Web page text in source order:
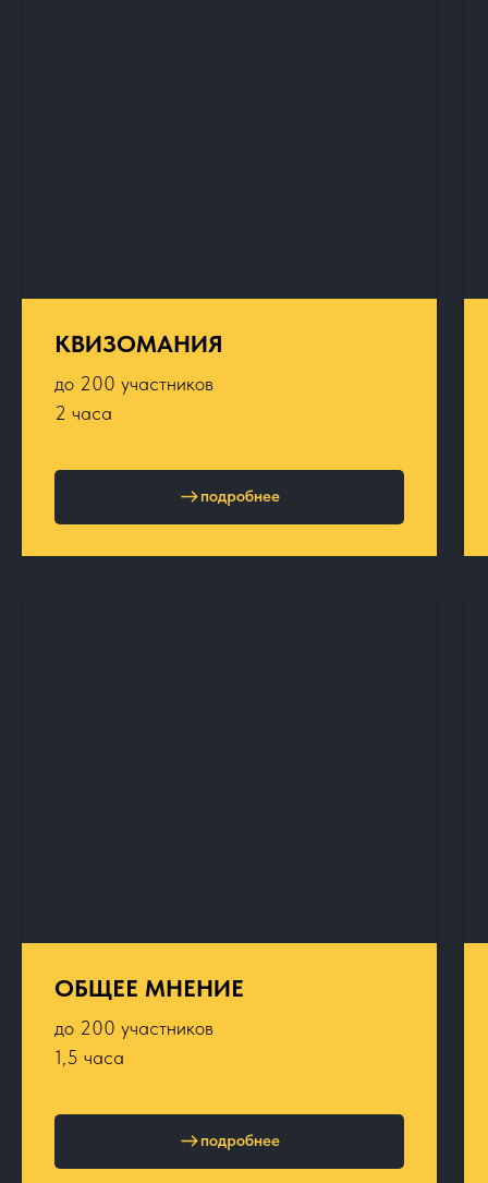
КВИЗОМАНИЯ
до 200 участников
2 часа
подробнее
ОБЩЕЕ МНЕНИЕ
до 200 участников
1,5 часа
подробнее